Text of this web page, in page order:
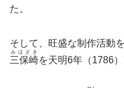
た。
そして、旺盛な制作活動
三保崎
みほざき
を天明6年（1786